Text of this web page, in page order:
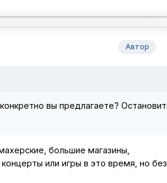
Автор
вы предлагаете?
большие магазины,
или игры в это время, но без